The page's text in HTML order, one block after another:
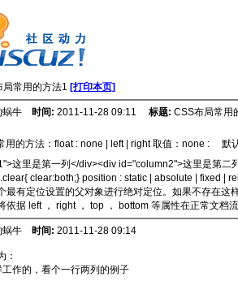
局常用的方法1 [打印本页]
蜗牛 时间: 2011-11-28 09:11 标题: CSS布局常用
用的方法：float : none | left | right 取值：none :
这里是第一列</div><div id="column2">这里是第二
clear:both;} position : static | absolute | fixed
最有定位设置的父对象进行绝对定位。如果不存在
依据 left ， right ， top ， bottom 等属性在正常文档
蜗牛 时间: 2011-11-28 09:14
：
工作的，看个一行两列的例子